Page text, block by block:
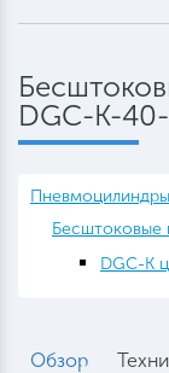
DGC-K-
Пневмоцилиндры
Бесштоковые
DGC-K
Обзор